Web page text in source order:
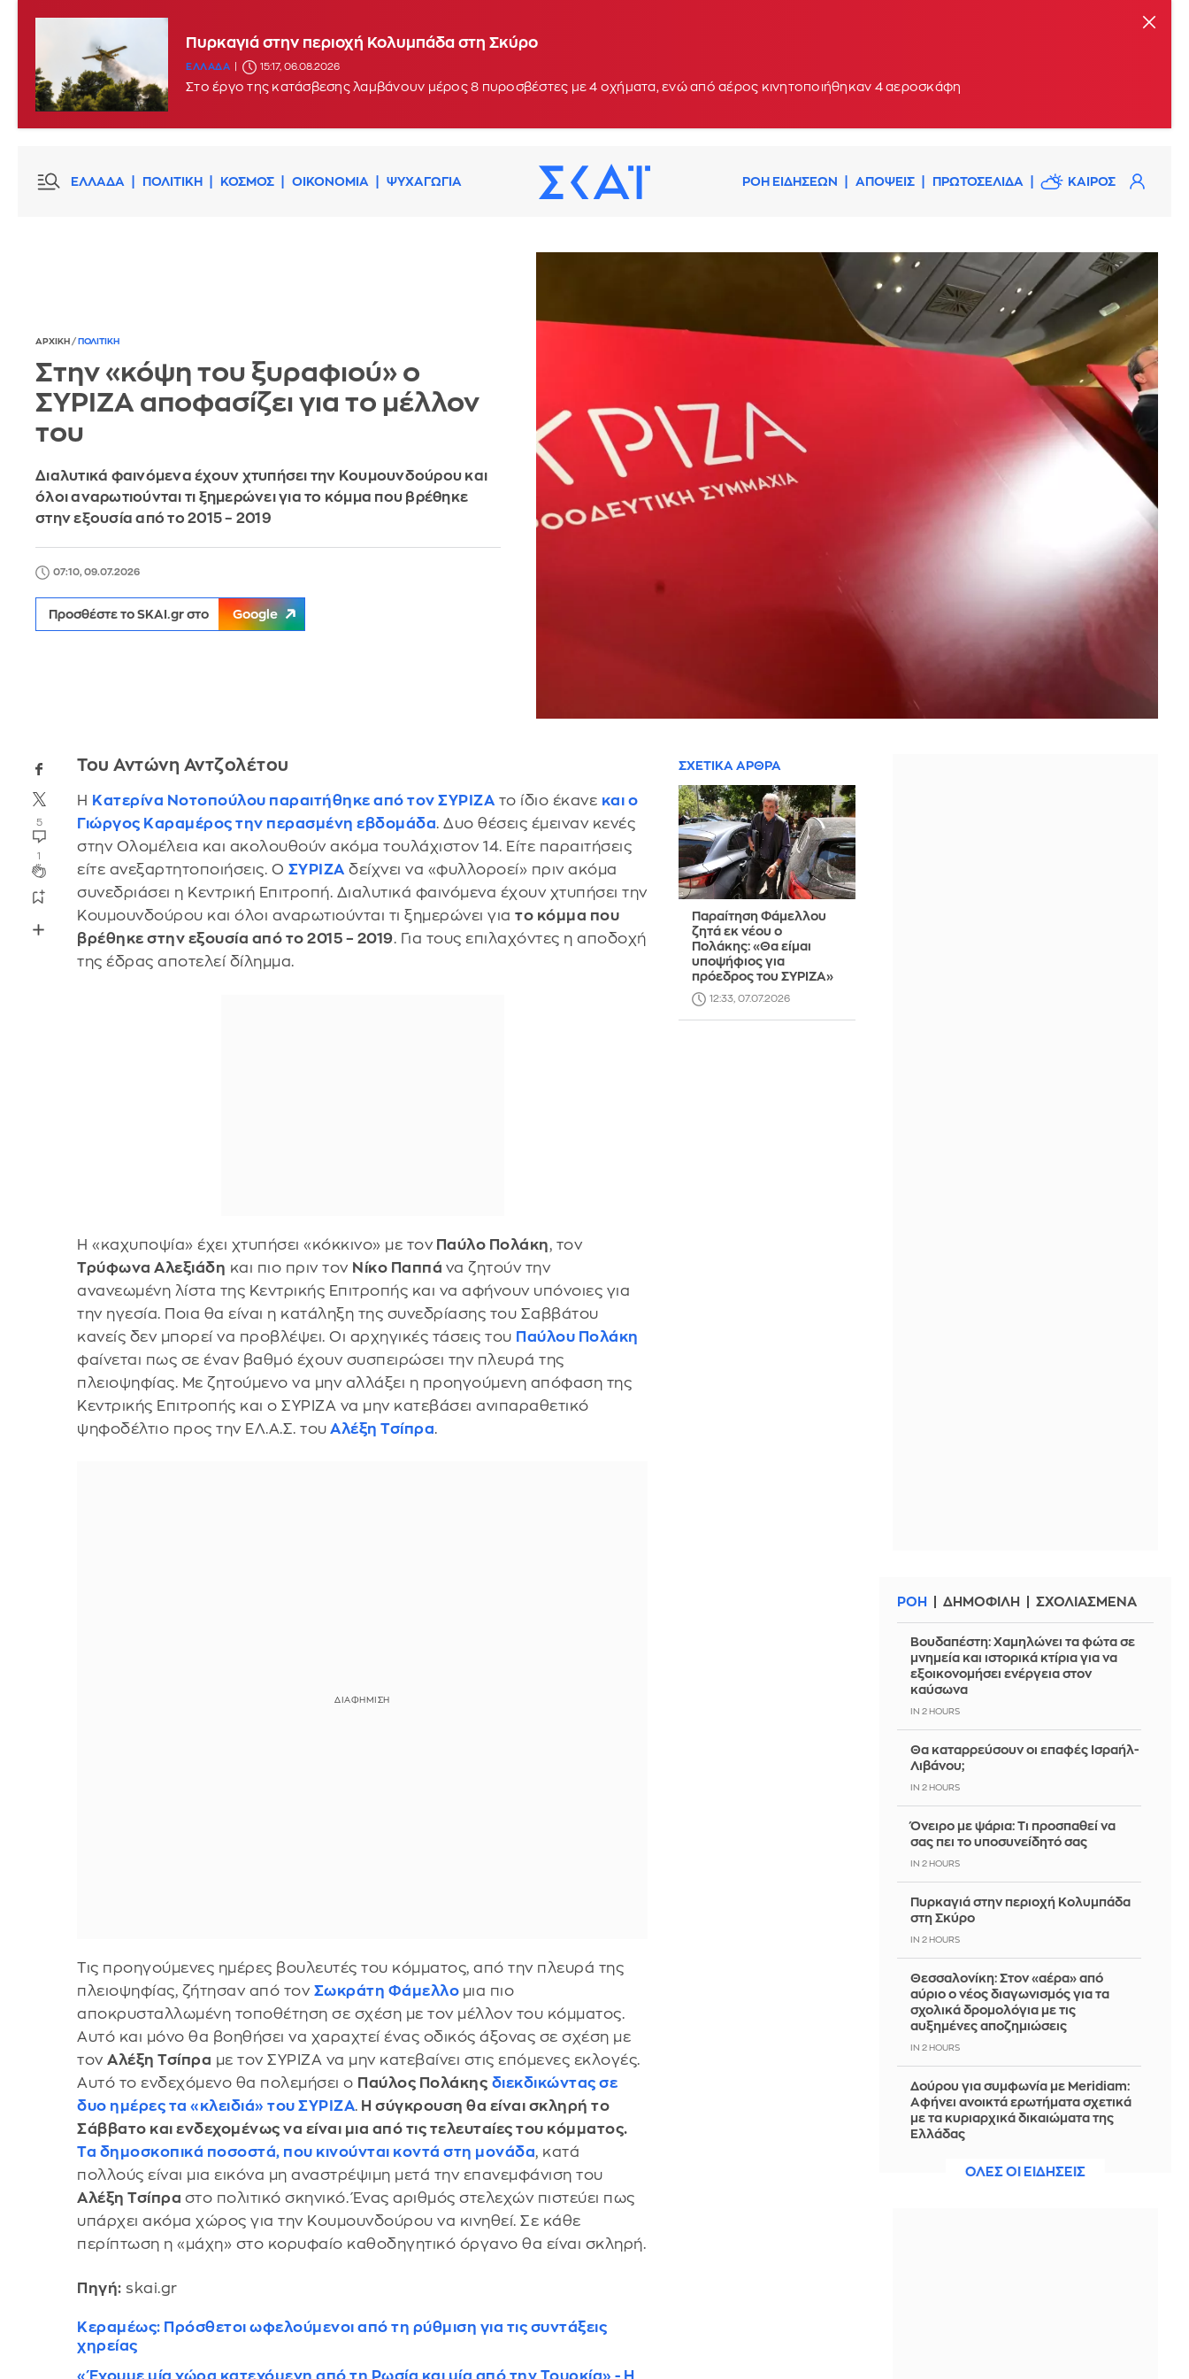
Πυρκαγιά στην περιοχή Κολυμπάδα στη Σκύρο
ΕΛΛΑΔΑ 15:17, 06.08.2026
Στο έργο της κατάσβεσης λαμβάνουν μέρος 8 πυροσβέστες με 4 οχήματα, ενώ από αέρος κινητοποιήθηκαν 4 αεροσκάφη
ΕΛΛΑΔΑ ΠΟΛΙΤΙΚΗ ΚΟΣΜΟΣ ΟΙΚΟΝΟΜΙΑ ΨΥΧΑΓΩΓΙΑ ΡΟΗ ΕΙΔΗΣΕΩΝ ΑΠΟΨΕΙΣ ΠΡΩΤΟΣΕΛΙΔΑ ΚΑΙΡΟΣ
ΑΡΧΙΚΗ / ΠΟΛΙΤΙΚΗ
Στην «κόψη του ξυραφιού» ο
ΣΥΡΙΖΑ αποφασίζει για το μέλλον
του
Διαλυτικά φαινόμενα έχουν χτυπήσει την Κουμουνδούρου και
όλοι αναρωτιούνται τι ξημερώνει για το κόμμα που βρέθηκε
στην εξουσία από το 2015 – 2019
07:10, 09.07.2026
Προσθέστε το SKAI.gr στο Google
5
1
Του Αντώνη Αντζολέτου
Η Κατερίνα Νοτοπούλου παραιτήθηκε από τον ΣΥΡΙΖΑ το ίδιο έκανε και ο
Γιώργος Καραμέρος την περασμένη εβδομάδα. Δυο θέσεις έμειναν κενές
στην Ολομέλεια και ακολουθούν ακόμα τουλάχιστον 14. Είτε παραιτήσεις
είτε ανεξαρτητοποιήσεις. Ο ΣΥΡΙΖΑ δείχνει να «φυλλοροεί» πριν ακόμα
συνεδριάσει η Κεντρική Επιτροπή. Διαλυτικά φαινόμενα έχουν χτυπήσει την
Κουμουνδούρου και όλοι αναρωτιούνται τι ξημερώνει γιατο κόμμα που
βρέθηκε στην εξουσία από το 2015 – 2019. Για τους επιλαχόντες η αποδοχή
της έδρας αποτελεί δίλημμα.
Η «καχυποψία» έχει χτυπήσει «κόκκινο» με τον Παύλο Πολάκη, τον
Τρύφωνα Αλεξιάδη και πιο πριν τον Νίκο Παππά να ζητούν την
ανανεωμένη λίστα της Κεντρικής Επιτροπής και να αφήνουν υπόνοιες για
την ηγεσία. Ποια θα είναι η κατάληξη της συνεδρίασης του Σαββάτου
κανείς δεν μπορεί να προβλέψει. Οι αρχηγικές τάσεις του Παύλου Πολάκη
φαίνεται πως σε έναν βαθμό έχουν συσπειρώσει την πλευρά της
πλειοψηφίας. Με ζητούμενο να μην αλλάξει η προηγούμενη απόφαση της
Κεντρικής Επιτροπής και ο ΣΥΡΙΖΑ να μην κατεβάσει ανιπαραθετικό
ψηφοδέλτιο προς την ΕΛ.Α.Σ. του Αλέξη Τσίπρα.
Τις προηγούμενες ημέρες βουλευτές του κόμματος, από την πλευρά της
πλειοψηφίας, ζήτησαν από τον Σωκράτη Φάμελλο μια πιο
αποκρυσταλλωμένη τοποθέτηση σε σχέση με τον μέλλον του κόμματος.
Αυτό και μόνο θα βοηθήσει να χαραχτεί ένας οδικός άξονας σε σχέση με
τονΑλέξη Τσίπρα με τον ΣΥΡΙΖΑ να μην κατεβαίνει στις επόμενες εκλογές.
Αυτό το ενδεχόμενο θα πολεμήσει ο Παύλος Πολάκης διεκδικώντας σε
δυο ημέρες τα «κλειδιά» του ΣΥΡΙΖΑ. Η σύγκρουση θα είναι σκληρή το
Σάββατο και ενδεχομένως να είναι μια από τις τελευταίες του κόμματος.
Τα δημοσκοπικά ποσοστά, που κινούνται κοντά στη μονάδα, κατά
πολλούς είναι μια εικόνα μη αναστρέψιμη μετά την επανεμφάνιση του
Αλέξη Τσίπρα στο πολιτικό σκηνικό. Ένας αριθμός στελεχών πιστεύει πως
υπάρχει ακόμα χώρος για την Κουμουνδούρου να κινηθεί. Σε κάθε
περίπτωση η «μάχη» στο κορυφαίο καθοδηγητικό όργανο θα είναι σκληρή.
Πηγή: skai.gr
Κεραμέως: Πρόσθετοι ωφελούμενοι από τη ρύθμιση για τις συντάξεις
χηρείας
«Έχουμε μία χώρα κατεχόμενη από τη Ρωσία και μία από την Τουρκία» - Η
ΣΧΕΤΙΚΑ ΑΡΘΡΑ
Παραίτηση Φάμελλου
ζητά εκ νέου ο
Πολάκης: «Θα είμαι
υποψήφιος για
πρόεδρος του ΣΥΡΙΖΑ»
12:33, 07.07.2026
ΡΟΗ ΔΗΜΟΦΙΛΗ ΣΧΟΛΙΑΣΜΕΝΑ
Βουδαπέστη: Χαμηλώνει τα φώτα σε
μνημεία και ιστορικά κτίρια για να
εξοικονομήσει ενέργεια στον
καύσωνα
IN 2 HOURS
Θα καταρρεύσουν οι επαφές Ισραήλ-
Λιβάνου;
IN 2 HOURS
Όνειρο με ψάρια: Τι προσπαθεί να
σας πει το υποσυνείδητό σας
IN 2 HOURS
Πυρκαγιά στην περιοχή Κολυμπάδα
στη Σκύρο
IN 2 HOURS
Θεσσαλονίκη: Στον «αέρα» από
αύριο ο νέος διαγωνισμός για τα
σχολικά δρομολόγια με τις
αυξημένες αποζημιώσεις
IN 2 HOURS
Δούρου για συμφωνία με Meridiam:
Αφήνει ανοικτά ερωτήματα σχετικά
με τα κυριαρχικά δικαιώματα της
Ελλάδας
ΟΛΕΣ ΟΙ ΕΙΔΗΣΕΙΣ